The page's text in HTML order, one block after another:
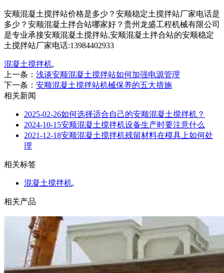
安顺混凝土搅拌站价格是多少？安顺稳定土搅拌站厂家电话是
多少？安顺混凝土拌合站哪家好？贵州龙盛工程机械有限公司
是专业承接安顺混凝土搅拌站,安顺混凝土拌合站的安顺稳定
土搅拌站厂家电话:13984402933
混凝土搅拌机,
上一条： 浅谈安顺混凝土搅拌站如何加强电源管理
下一条： 安顺混凝土搅拌站机械保养的五大措施
相关新闻
2025-02-26如何选择适合自己的安顺混凝土搅拌机？
2024-10-15安顺混凝土搅拌机设备生产时要注意什么
2021-12-18安顺混凝土搅拌机残留材料在模具上如何处
理
相关标签
混凝土搅拌机,
相关产品